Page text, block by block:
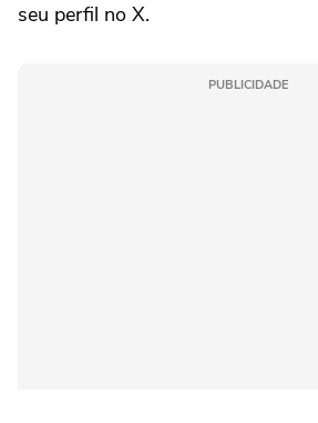
seu perfil no X.
PUBLICIDADE